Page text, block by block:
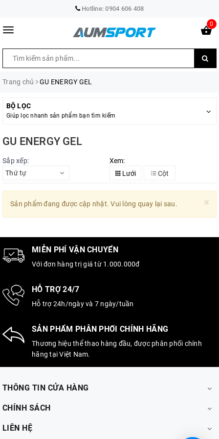
Hotline:0904 606 408
0
Trang chủ GU ENERGY GEL
BỘ LỌC
Giúp lọc nhanh sản phẩm bạn tìm kiếm
GU ENERGY GEL
Sắp xếp:
Thứ tự
Xem:
Lưới
Cột
×
Sản phẩm đang được cập nhật. Vui lòng quay lại sau.
MIỄN PHÍ VẬN CHUYỂN
Với đơn hàng trị giá từ 1.000.000đ
HỖ TRỢ 24/7
Hỗ trợ 24h/ngày và 7 ngày/tuần
SẢN PHẨM PHÂN PHỐI CHÍNH HÃNG
Thương hiệu thể thao hàng đầu, được phân phối chính
hãng tại Việt Nam.
THÔNG TIN CỬA HÀNG
CHÍNH SÁCH
LIÊN HỆ